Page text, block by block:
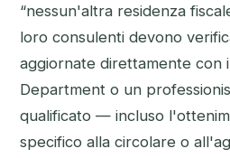
“nessun'altra residenza
loro consulenti devono
aggiornate direttamente con
Department o un
qualificato — incluso
specifico alla circolare o